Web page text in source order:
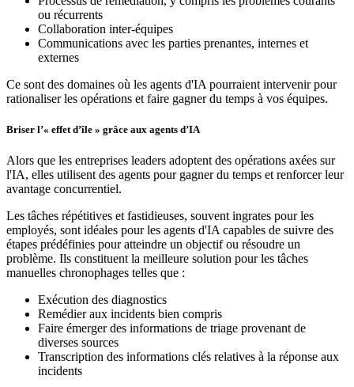
ou récurrents
Collaboration inter-équipes
Communications avec les parties prenantes, internes et
externes
Ce sont des domaines où les agents d'IA pourraient intervenir pour
rationaliser les opérations et faire gagner du temps à vos équipes.
Briser l’« effet d’île » grâce aux agents d’IA
Alors que les entreprises leaders adoptent des opérations axées sur
l'IA, elles utilisent des agents pour gagner du temps et renforcer leur
avantage concurrentiel.
Les tâches répétitives et fastidieuses, souvent ingrates pour les
employés, sont idéales pour les agents d'IA capables de suivre des
étapes prédéfinies pour atteindre un objectif ou résoudre un
problème. Ils constituent la meilleure solution pour les tâches
manuelles chronophages telles que :
Exécution des diagnostics
Remédier aux incidents bien compris
Faire émerger des informations de triage provenant de
diverses sources
Transcription des informations clés relatives à la réponse aux
incidents